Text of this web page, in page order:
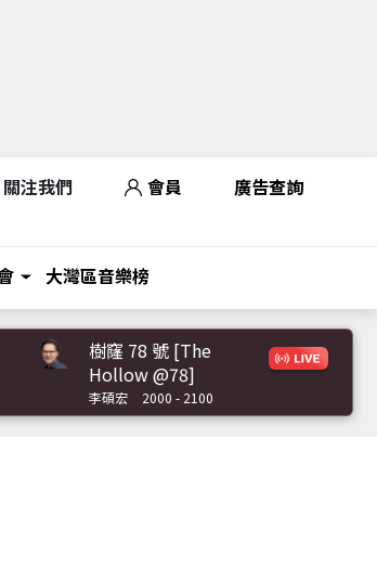
關注我們 會員 廣告查詢
大灣區音樂榜
樹窿 78 號 [The
Hollow @78]
李碩宏 2000 - 2100